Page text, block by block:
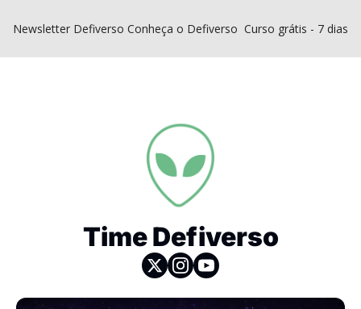
Newsletter Defiverso Conheça o Defiverso Curso grátis - 7 dias
Time Defiverso